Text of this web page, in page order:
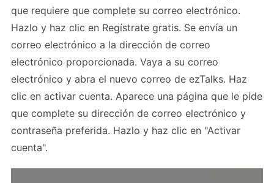
que requiere que complete su correo electrónico.
Hazlo y haz clic en Regístrate gratis. Se envía un
correo electrónico a la dirección de correo
electrónico proporcionada. Vaya a su correo
electrónico y abra el nuevo correo de ezTalks. Haz
clic en activar cuenta. Aparece una página que le pide
que complete su dirección de correo electrónico y
contraseña preferida. Hazlo y haz clic en "Activar
cuenta".